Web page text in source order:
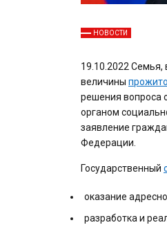
НОВОСТИ
19.10.2022 Семья,
величины
решения вопроса
органом
заявление
Федерации.
Государственный
оказание
разработка и